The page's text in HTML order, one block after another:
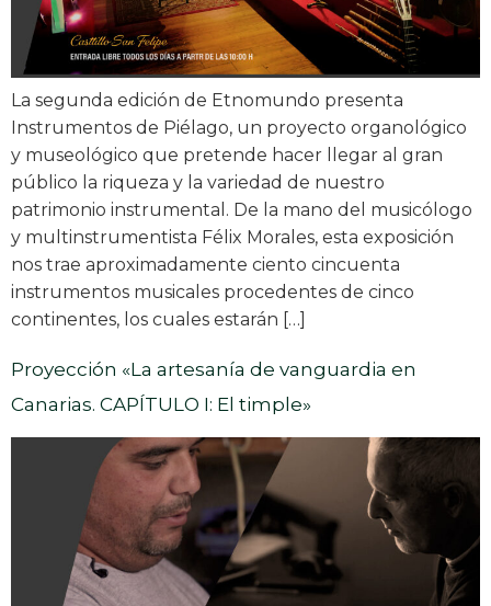
La segunda edición de Etnomundo presenta
Instrumentos de Piélago, un proyecto organológico
y museológico que pretende hacer llegar al gran
público la riqueza y la variedad de nuestro
patrimonio instrumental. De la mano del musicólogo
y multinstrumentista Félix Morales, esta exposición
nos trae aproximadamente ciento cincuenta
instrumentos musicales procedentes de cinco
continentes, los cuales estarán […]
Proyección «La artesanía de vanguardia en
Canarias. CAPÍTULO I: El timple»